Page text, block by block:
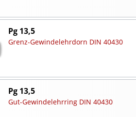
Pg 13,5
Grenz-Gewindelehrdorn DIN 40430
Pg 13,5
Gut-Gewindelehrring DIN 40430